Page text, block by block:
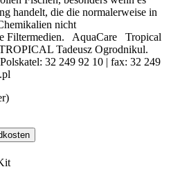
handelt, die die normalerweise in
nicht
Filtermedien. AquaCare Tropical
Tadeusz Ogrodnikul.
32 249 92 10 | fax: 32 249